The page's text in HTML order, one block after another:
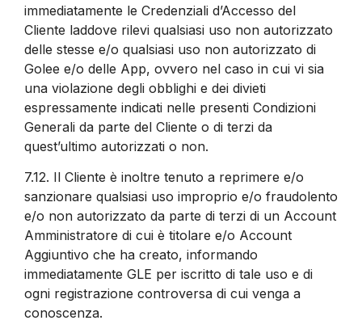
immediatamente le Credenziali d’Accesso del
Cliente laddove rilevi qualsiasi uso non autorizzato
delle stesse e/o qualsiasi uso non autorizzato di
Golee e/o delle App, ovvero nel caso in cui vi sia
una violazione degli obblighi e dei divieti
espressamente indicati nelle presenti Condizioni
Generali da parte del Cliente o di terzi da
quest’ultimo autorizzati o non.
7.12. Il Cliente è inoltre tenuto a reprimere e/o
sanzionare qualsiasi uso improprio e/o fraudolento
e/o non autorizzato da parte di terzi di un Account
Amministratore di cui è titolare e/o Account
Aggiuntivo che ha creato, informando
immediatamente GLE per iscritto di tale uso e di
ogni registrazione controversa di cui venga a
conoscenza.